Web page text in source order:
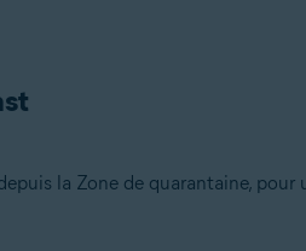
la Zone de quarantaine,